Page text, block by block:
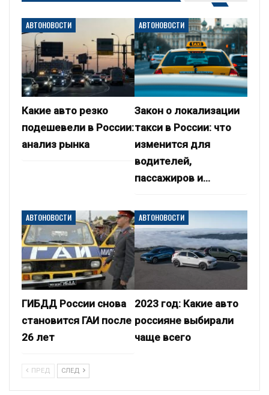
АВТОНОВОСТИ
Какие авто резко
подешевели в России:
анализ рынка
АВТОНОВОСТИ
Закон о локализации
такси в России: что
изменится для
водителей,
пассажиров и…
АВТОНОВОСТИ
ГИБДД России снова
становится ГАИ после
26 лет
АВТОНОВОСТИ
2023 год: Какие авто
россияне выбирали
чаще всего
ПРЕД СЛЕД